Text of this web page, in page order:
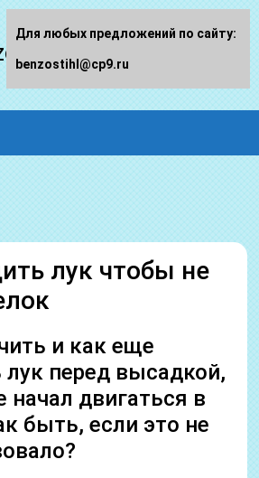
лук чтобы не
и как еще
лук перед высадкой,
начал двигаться в
быть, если это не
Для любых предложений по сайту:
benzostihl@cp9.ru